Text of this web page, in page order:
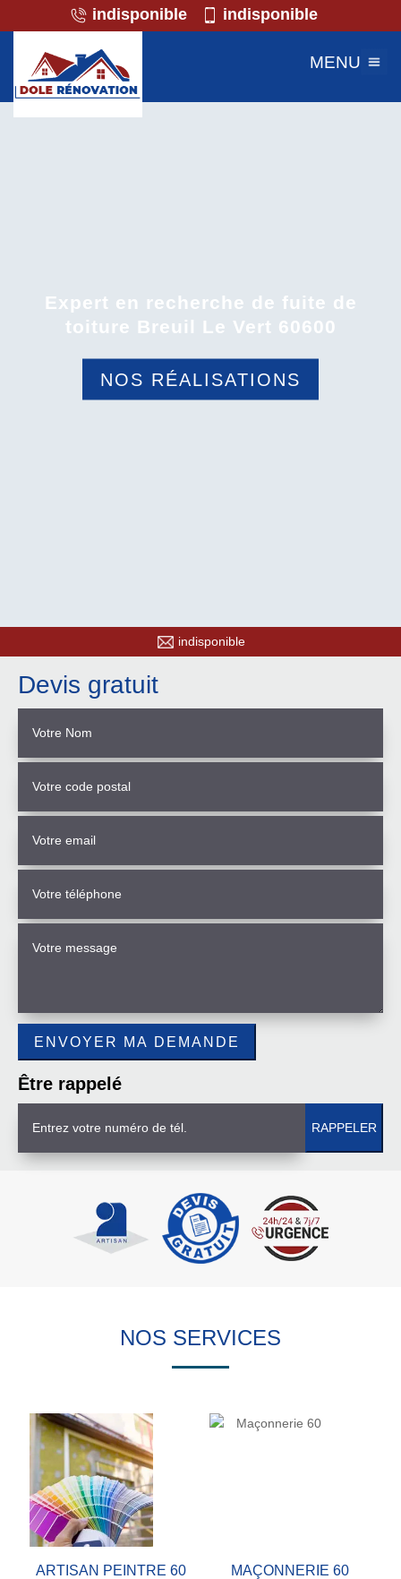
indisponible indisponible
MENU
Expert en recherche de fuite de
toiture Breuil Le Vert 60600
NOS RÉALISATIONS
indisponible
Devis gratuit
Être rappelé
NOS SERVICES
ARTISAN PEINTRE 60
MAÇONNERIE 60